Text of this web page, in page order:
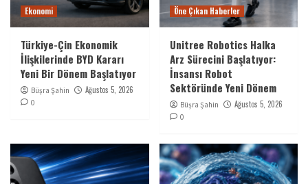
Ekonomi
Türkiye-Çin Ekonomik
İlişkilerinde BYD Kararı
Yeni Bir Dönem Başlatıyor
Büşra Şahin Ağustos 5, 2026
0
Öne Çıkan Haberler
Unitree Robotics Halka
Arz Sürecini Başlatıyor:
İnsansı Robot
Sektöründe Yeni Dönem
Büşra Şahin Ağustos 5, 2026
0